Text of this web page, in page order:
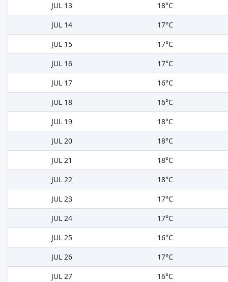
JUL 13
18°C
JUL 14
17°C
JUL 15
17°C
JUL 16
17°C
JUL 17
16°C
JUL 18
16°C
JUL 19
18°C
JUL 20
18°C
JUL 21
18°C
JUL 22
18°C
JUL 23
17°C
JUL 24
17°C
JUL 25
16°C
JUL 26
17°C
JUL 27
16°C